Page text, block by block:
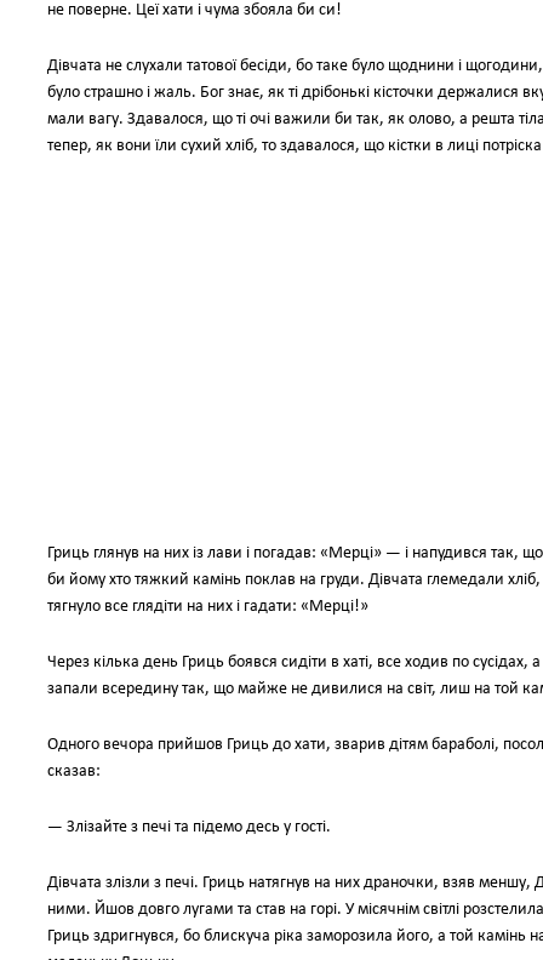
не поверне. Цеї хати і чума збояла би си!
Дівчата не слухали татової бесіди, бо таке було щоднини і
було страшно і жаль. Бог знає, як ті дрібонькі кісточки держалися
мали вагу. Здавалося, що ті очі важили би так, як олово, а решта
тепер, як вони їли сухий хліб, то здавалося, що кістки в лиці
Гриць глянув на них із лави і погадав: «Мерці» — і напудився так,
би йому хто тяжкий камінь поклав на груди. Дівчата глемедали
тягнуло все глядіти на них і гадати: «Мерці!»
Через кілька день Гриць боявся сидіти в хаті, все ходив по
запали всередину так, що майже не дивилися на світ, лиш на той
Одного вечора прийшов Гриць до хати, зварив дітям бараболі,
сказав:
— Злізайте з печі та підемо десь у гості.
Дівчата злізли з печі. Гриць натягнув на них драночки, взяв
ними. Йшов довго лугами та став на горі. У місячнім світлі
Гриць здригнувся, бо блискуча ріка заморозила його, а той камінь